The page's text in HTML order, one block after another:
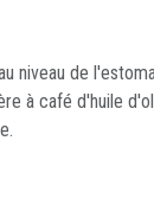
niveau de
à café d'huile